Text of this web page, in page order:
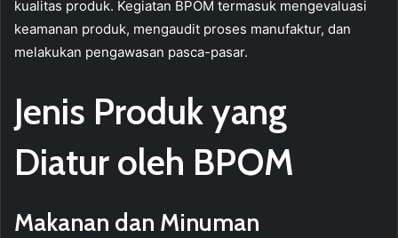
kualitas produk. Kegiatan BPOM termasuk mengevaluasi
keamanan produk, mengaudit proses manufaktur, dan
melakukan pengawasan pasca-pasar.
Jenis Produk yang
Diatur oleh BPOM
Makanan dan Minuman